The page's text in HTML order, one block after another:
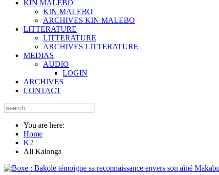
KIN MALEBO
KIN MALEBO
ARCHIVES KIN MALEBO
LITTERATURE
LITTERATURE
ARCHIVES LITTERATURE
MEDIAS
AUDIO
LOGIN
ARCHIVES
CONTACT
You are here:
Home
K2
Ali Kalonga